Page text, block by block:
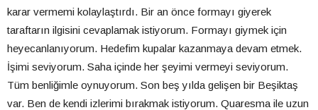
karar vermemi kolaylaştırdı. Bir an önce formayı giyerek
taraftarın ilgisini cevaplamak istiyorum. Formayı giymek için
heyecanlanıyorum. Hedefim kupalar kazanmaya devam etmek.
İşimi seviyorum. Saha içinde her şeyimi vermeyi seviyorum.
Tüm benliğimle oynuyorum. Son beş yılda gelişen bir Beşiktaş
var. Ben de kendi izlerimi bırakmak istiyorum. Quaresma ile uzun